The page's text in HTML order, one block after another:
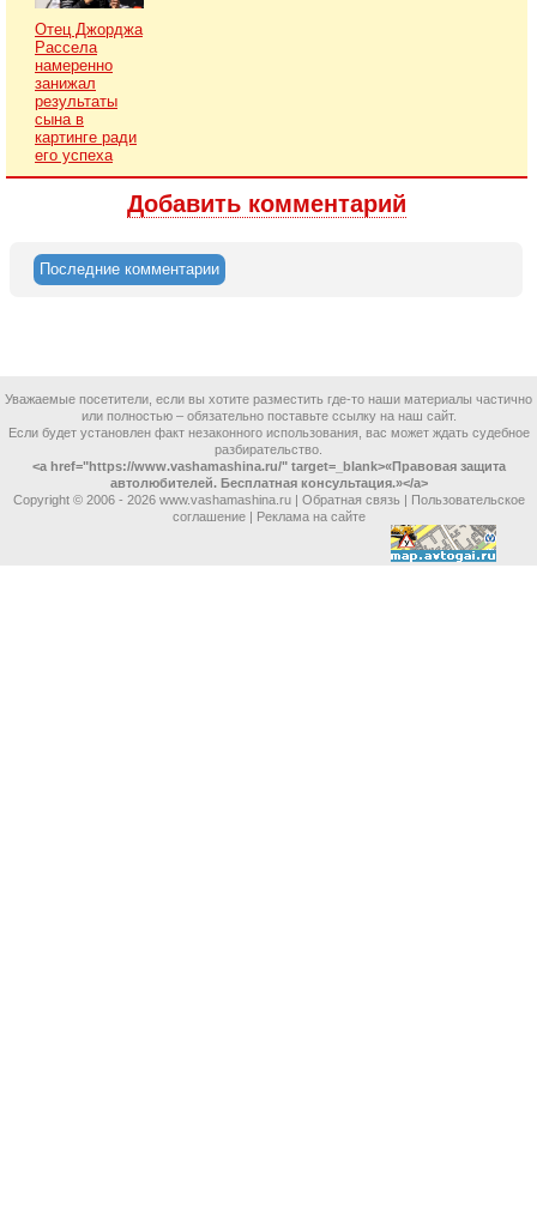
Отец Джорджа
Рассела
намеренно
занижал
результаты
сына в
картинге ради
его успеха
Добавить комментарий
Последние комментарии
Уважаемые посетители, если вы хотите разместить где-то наши материалы частично
или полностью – обязательно поставьте ссылку на наш сайт.
Если будет установлен факт незаконного использования, вас может ждать судебное
разбирательство.
<a href="https://www.vashamashina.ru/" target=_blank>«Правовая защита
автолюбителей. Бесплатная консультация.»</a>
Copyright © 2006 - 2026 www.vashamashina.ru | Обратная связь | Пользовательское
соглашение| Реклама на сайте